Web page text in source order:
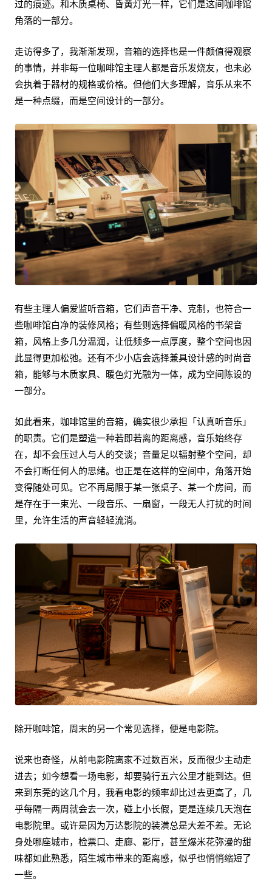
过的痕迹。和木质桌椅、昏黄灯光一样，它们是这间咖啡馆
角落的一部分。
走访得多了，我渐渐发现，音箱的选择也是一件颇值得观察
的事情，并非每一位咖啡馆主理人都是音乐发烧友，也未必
会执着于器材的规格或价格。但他们大多理解，音乐从来不
是一种点缀，而是空间设计的一部分。
有些主理人偏爱监听音箱，它们声音干净、克制，也符合一
些咖啡馆白净的装修风格；有些则选择偏暖风格的书架音
箱，风格上多几分温润，让低频多一点厚度，整个空间也因
此显得更加松弛。还有不少小店会选择兼具设计感的时尚音
箱，能够与木质家具、暖色灯光融为一体，成为空间陈设的
一部分。
如此看来，咖啡馆里的音箱，确实很少承担「认真听音乐」
的职责。它们是塑造一种若即若离的距离感，音乐始终存
在，却不会压过人与人的交谈；音量足以辐射整个空间，却
不会打断任何人的思绪。也正是在这样的空间中，角落开始
变得随处可见。它不再局限于某一张桌子、某一个房间，而
是存在于一束光、一段音乐、一扇窗，一段无人打扰的时间
里，允许生活的声音轻轻流淌。
除开咖啡馆，周末的另一个常见选择，便是电影院。
说来也奇怪，从前电影院离家不过数百米，反而很少主动走
进去；如今想看一场电影，却要骑行五六公里才能到达。但
来到东莞的这几个月，我看电影的频率却比过去更高了，几
乎每隔一两周就会去一次，碰上小长假，更是连续几天泡在
电影院里。或许是因为万达影院的装潢总是大差不差。无论
身处哪座城市，检票口、走廊、影厅，甚至爆米花弥漫的甜
味都如此熟悉，陌生城市带来的距离感，似乎也悄悄缩短了
一些。